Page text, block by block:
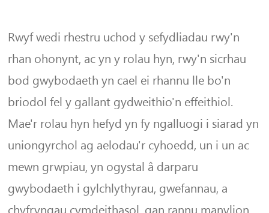
Rwyf wedi rhestru uchod y sefydliadau rwy'n
rhan ohonynt, ac yn y rolau hyn, rwy'n sicrhau
bod gwybodaeth yn cael ei rhannu lle bo'n
briodol fel y gallant gydweithio'n effeithiol.
Mae'r rolau hyn hefyd yn fy ngalluogi i siarad yn
uniongyrchol ag aelodau'r cyhoedd, un i un ac
mewn grwpiau, yn ogystal â darparu
gwybodaeth i gylchlythyrau, gwefannau, a
chyfryngau cymdeithasol, gan rannu manylion